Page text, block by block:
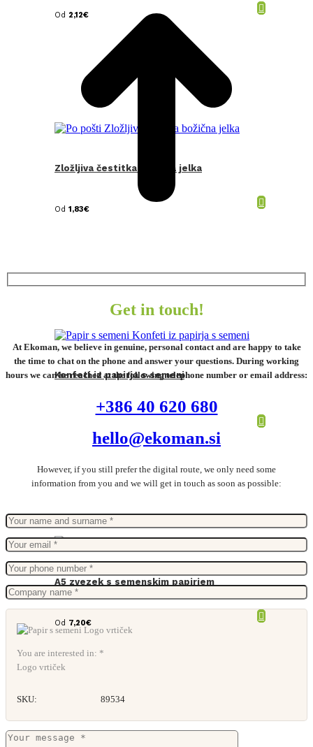
Od 2,12€
Zložljiva čestitka božična jelka
Od 1,83€
Konfeti iz papirja s semeni
A5 zvezek s semenskim papirjem
Od 7,20€
Get in touch!
At Ekoman, we believe in genuine, personal contact and are happy to take
the time to chat on the phone and answer your questions. During working
hours we can be reached at the following telephone number or email address:
+386 40 620 680
hello@ekoman.si
However, if you still prefer the digital route, we only need some
information from you and we will get in touch as soon as possible:
You are interested in: *
Logo vrtiček
SKU: 89534